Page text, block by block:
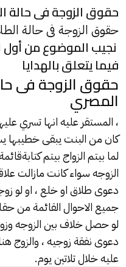
حقوق الزوجة فى حالة
حقوق الزوجة فى حالة
نجيب الموضوع من أول
فيما يتعلق بالهدايا
حقوق الزوجة فى
المصري
، المستقر عليه انها تسري
كان من البنت يبقى خطيبها
لما بيتم الزواج بيتم كتابة
الزوجه سواء كانت مازالت
دعوى طلاق او خلع ، او لو
جميع الاحوال القائمة من
لو حصل خلاف بين الزوجه
دعوى نفقة زوجيه ، والزوج
عليه خلال تلاتين يوم.